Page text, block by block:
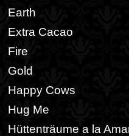
Earth
Extra Cacao
Fire
Gold
Happy Cows
Hug Me
Hüttenträume a la